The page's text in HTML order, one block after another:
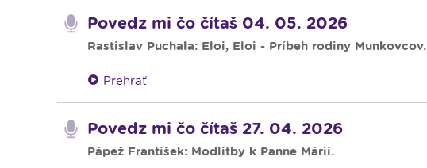
Povedz mi čo čítaš 04. 05. 2026
Rastislav Puchala: Eloi, Eloi - Príbeh rodiny Munkovcov.
Prehrať
Povedz mi čo čítaš 27. 04. 2026
Pápež František: Modlitby k Panne Márii.